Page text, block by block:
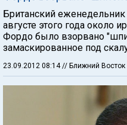
Британский еженедельник
августе этого года около
Фордо было взорвано
замаскированное под
23.09.2012 08:14 // Ближний Восток